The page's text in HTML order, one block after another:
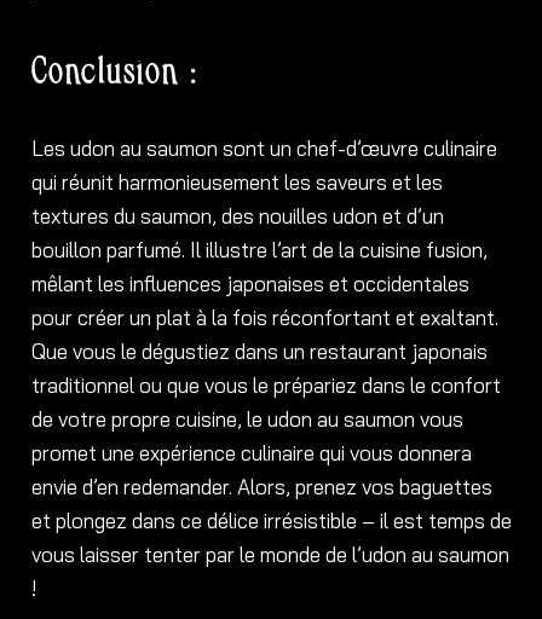
Conclusion :
Les udon au saumon sont un chef-d’œuvre culinaire
qui réunit harmonieusement les saveurs et les
textures du saumon, des nouilles udon et d’un
bouillon parfumé. Il illustre l’art de la cuisine fusion,
mêlant les influences japonaises et occidentales
pour créer un plat à la fois réconfortant et exaltant.
Que vous le dégustiez dans un restaurant japonais
traditionnel ou que vous le prépariez dans le confort
de votre propre cuisine, le udon au saumon vous
promet une expérience culinaire qui vous donnera
envie d’en redemander. Alors, prenez vos baguettes
et plongez dans ce délice irrésistible – il est temps de
vous laisser tenter par le monde de l’udon au saumon
!